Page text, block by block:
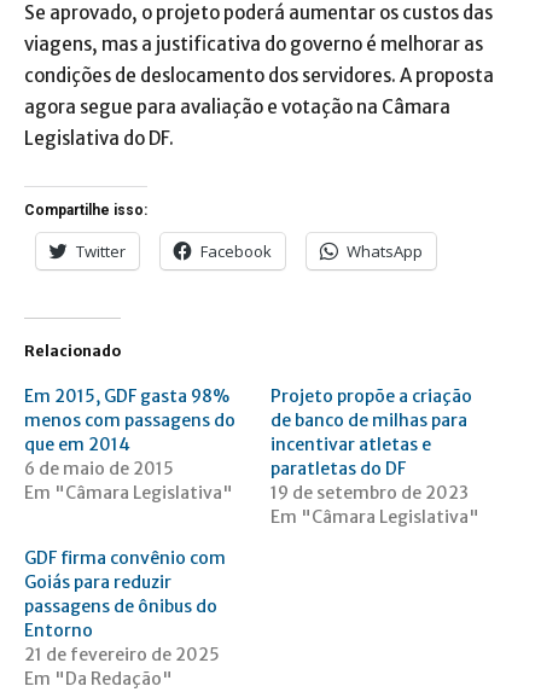
Se aprovado, o projeto poderá aumentar os custos das
viagens, mas a justificativa do governo é melhorar as
condições de deslocamento dos servidores. A proposta
agora segue para avaliação e votação na Câmara
Legislativa do DF.
Compartilhe isso:
Twitter Facebook WhatsApp
Relacionado
Em 2015, GDF gasta 98%
menos com passagens do
que em 2014
6 de maio de 2015
Em "Câmara Legislativa"
Projeto propõe a criação
de banco de milhas para
incentivar atletas e
paratletas do DF
19 de setembro de 2023
Em "Câmara Legislativa"
GDF firma convênio com
Goiás para reduzir
passagens de ônibus do
Entorno
21 de fevereiro de 2025
Em "Da Redação"